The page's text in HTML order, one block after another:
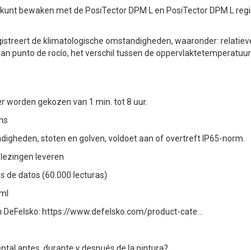
bewaken met de PosiTector DPM L en PosiTector DPM L
de klimatologische omstandigheden, waaronder:
punto de rocío, het verschil tussen de
worden gekozen van 1 min. tot 8 uur.
stoten en golven, voldoet aan of overtreft IP65-norm.
leveren
de datos (60.000 lecturas)
https://www.defelsko.com/product-cate...